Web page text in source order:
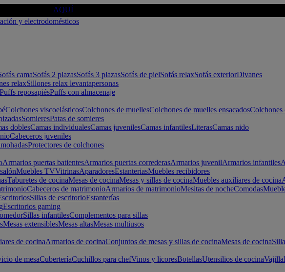
AQUÍ
camaSofás 2 plazasSofás 3 plazasSofás de pielSofás relaxSofás exteriorDivanes
relaxSillones relax levantapersonas
Puffs reposapiésPuffs con almacenaje
Colchones viscoelásticosColchones de muellesColchones de muelles ensacadosColchones
SomieresPatas de somieres
doblesCamas individualesCamas juvenilesCamas infantilesLiterasCamas nido
Cabeceros juveniles
Protectores de colchones
Armarios puertas batientesArmarios puertas correderasArmarios juvenilArmarios infantiles
Muebles TVVitrinasAparadoresEstanteriasMuebles recibidores
Taburetes de cocinaMesas de cocinaMesas y sillas de cocinaMuebles auxiliares de cocina
Cabeceros de matrimonioArmarios de matrimonioMesitas de nocheComodas
Sillas de escritorioEstanterías
Escritorios gaming
Sillas infantilesComplementos para sillas
Mesas extensiblesMesas altasMesas multiusos
de cocinaArmarios de cocinaConjuntos de mesas y sillas de cocinaMesas de cocina
de mesaCuberteríaCuchillos para chefVinos y licoresBotellasUtensilios de cocinaVajilla